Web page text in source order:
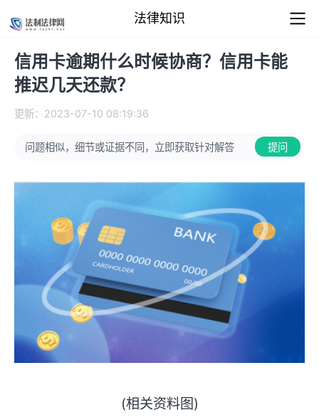
法律知识
信用卡逾期什么时候协商？信用卡能
推迟几天还款？
更新：2023-07-10 08:19:36
问题相似，细节或证据不同，立即获取针对解答 提问
(相关资料图)